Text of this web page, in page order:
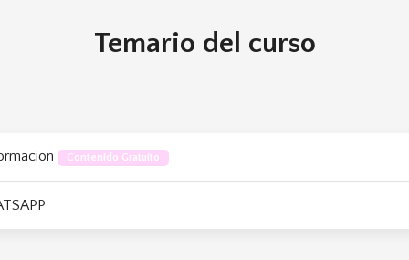
Temario del curso
Contenido Gratuito